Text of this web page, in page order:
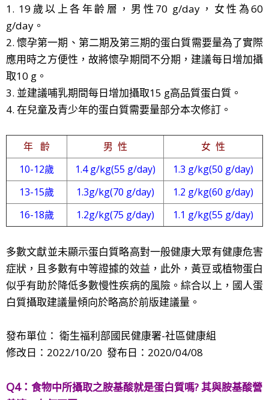
1. 19歲以上各年齡層，男性70 g/day，女性為60
g/day。
2. 懷孕第一期、第二期及第三期的蛋白質需要量為了實際
應用時之方便性，故將懷孕期間不分期，建議每日增加攝
取10 g。
3. 並建議哺乳期間每日增加攝取15 g高品質蛋白質。
4. 在兒童及青少年的蛋白質需要量部分本次修訂。
年 齡 男 性
女 性
10-12歲
1.4 g/kg(55 g/day)
1.3 g/kg(50 g/day)
13-15歲
1.3g/kg(70 g/day)
1.2 g/kg(60 g/day)
16-18歲
1.2g/kg(75 g/day) 1.1 g/kg(55 g/day)
多數文獻並未顯示蛋白質略高對一般健康大眾有健康危害
症狀，且多數有中等證據的效益，此外，黃豆或植物蛋白
似乎有助於降低多數慢性疾病的風險。綜合以上，國人蛋
白質攝取建議量傾向於略高於前版建議量。
發布單位： 衛生福利部國民健康署-社區健康組
修改日：2022/10/20 發布日：2020/04/08
Q4： 食物中所攝取之胺基酸就是蛋白質嗎? 其與胺基酸營